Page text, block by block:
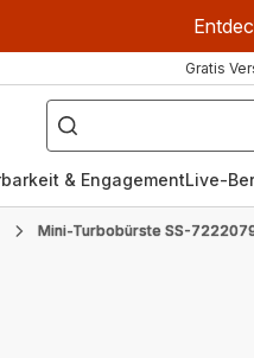
Gratis
Wonach
suchen
Sie?
& EngagementLive-
Mini-Turbobürste SS-